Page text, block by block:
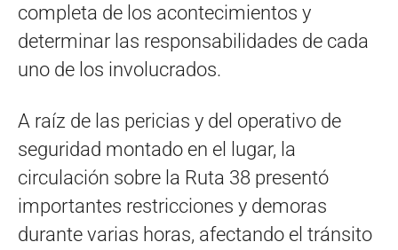
completa de los acontecimientos y
determinar las responsabilidades de cada
uno de los involucrados.
A raíz de las pericias y del operativo de
seguridad montado en el lugar, la
circulación sobre la Ruta 38 presentó
importantes restricciones y demoras
durante varias horas, afectando el tránsito